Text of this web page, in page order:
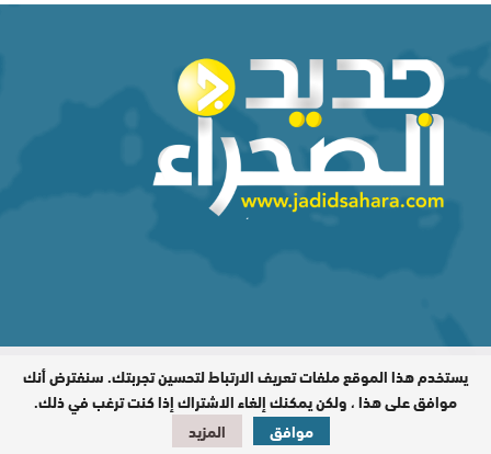
المدير المسؤول : اشكيريد مصطفى /
جميع الحقوق محفوظة © 2026
تصميم وبرمجة
يستخدم هذا الموقع ملفات تعريف الارتباط لتحسين تجربتك. سنفترض أنك
موافق على هذا ، ولكن يمكنك إلغاء الاشتراك إذا كنت ترغب في ذلك.
موافق
المزيد